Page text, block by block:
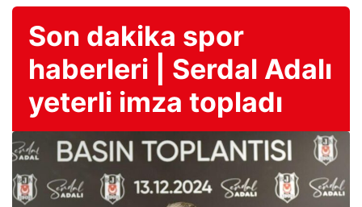
Son dakika spor
haberleri | Serdal Adalı
yeterli imza topladı